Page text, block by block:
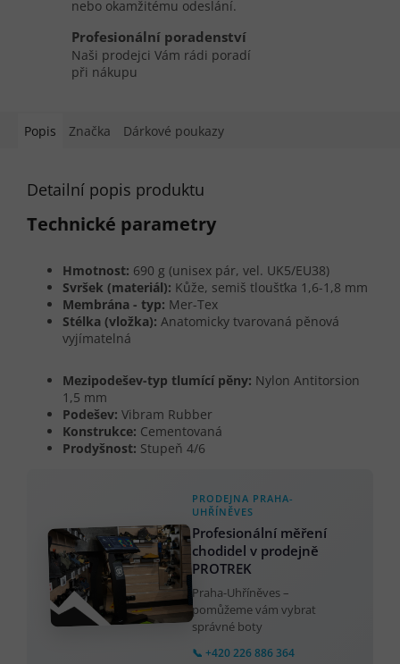
nebo okamžitému odeslání.
Profesionální poradenství
Naši prodejci Vám rádi poradí
při nákupu
Popis Značka Dárkové poukazy
Detailní popis produktu
Technické parametry
Hmotnost: 690 g (unisex pár, vel. UK5/EU38)
Svršek (materiál): Kůže, semiš tloušťka 1,6-1,8 mm
Membrána - typ: Mer-Tex
Stélka (vložka): Anatomicky tvarovaná pěnová
vyjímatelná
Mezipodešev-typ tlumící pěny: Nylon Antitorsion
1,5 mm
Podešev: Vibram Rubber
Konstrukce: Cementovaná
Prodyšnost: Stupeň 4/6
PRODEJNA PRAHA-
UHŘÍNĚVES
Profesionální měření
chodidel v prodejně
PROTREK
Praha-Uhříněves –
pomůžeme vám vybrat
správné boty
📞 +420 226 886 364